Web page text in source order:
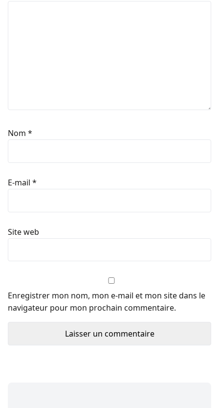
Nom *
E-mail *
Site web
Enregistrer mon nom, mon e-mail et mon site dans le
navigateur pour mon prochain commentaire.